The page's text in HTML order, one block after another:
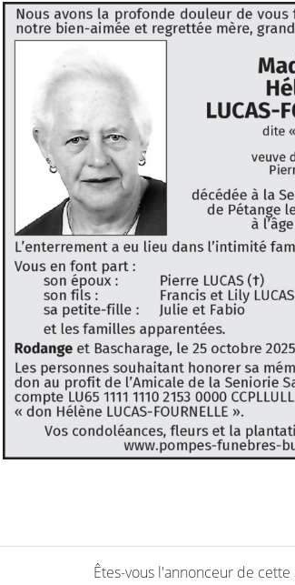
Êtes-vous l'annonceur de cette